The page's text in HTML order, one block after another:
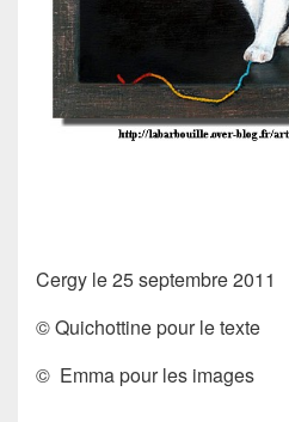
Cergy le 25 septembre 2011
© Quichottine pour le texte
© Emma pour les images